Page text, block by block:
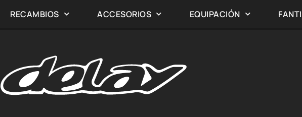
RECAMBIOS ACCESORIOS EQUIPACIÓN